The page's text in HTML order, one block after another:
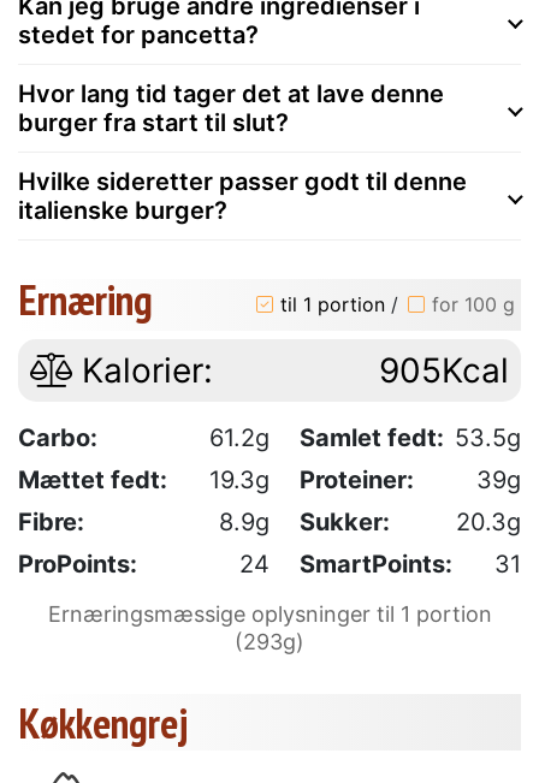
stedet for pancetta?
Hvor lang tid tager det at lave denne
burger fra start til slut?
Hvilke sideretter passer godt til denne
italienske burger?
Ernæring til 1 portion / for 100 g
Kalorier: 905Kcal
Carbo: 61.2g Samlet fedt: 53.5g
Mættet fedt:
19.3g Proteiner:
39g
Fibre:
8.9g Sukker:
20.3g
ProPoints:
24 SmartPoints: 31
Ernæringsmæssige oplysninger til 1 portion
(293g)
Køkkengrej